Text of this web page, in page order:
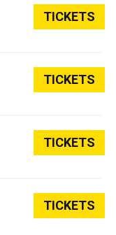
TICKETS
TICKETS
TICKETS
TICKETS